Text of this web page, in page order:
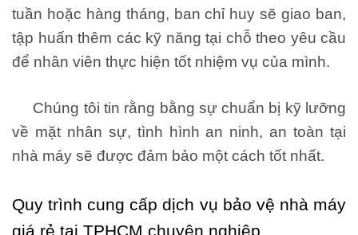
tuần hoặc hàng tháng, ban chỉ huy sẽ giao ban,
tập huấn thêm các kỹ năng tại chỗ theo yêu cầu
để nhân viên thực hiện tốt nhiệm vụ của mình.
Chúng tôi tin rằng bằng sự chuẩn bị kỹ lưỡng
về mặt nhân sự, tình hình an ninh, an toàn tại
nhà máy sẽ được đảm bảo một cách tốt nhất.
Quy trình cung cấp dịch vụ bảo vệ nhà máy
giá rẻ tại TPHCM chuyên nghiệp